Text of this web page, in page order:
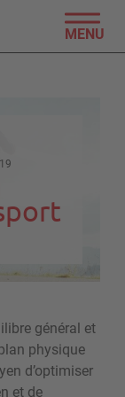
MENU
général et
physique
d’optimiser
et de